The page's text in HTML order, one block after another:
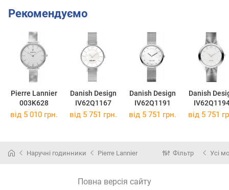
Рекомендуємо
Pierre Lannier
003K628
Danish Design
IV62Q1167
Danish Design
IV62Q1191
Danish
від 5 010 грн. від 5 751 грн. від 5 751 грн. від 5 751
Наручні годинники Pierre Lannier Фільтр Усі
Повна версія сайту